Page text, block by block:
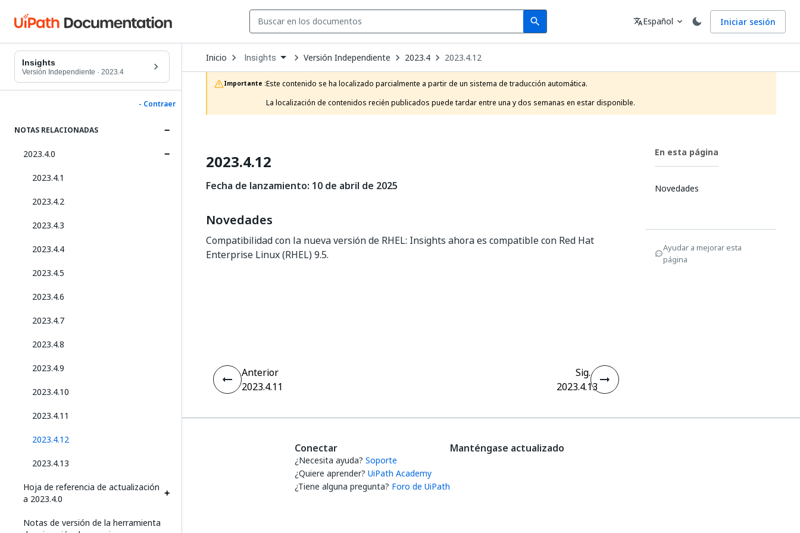
search
Search Idioma
translateEspañol expand_more Iniciar sesión
Insights
Versión Independiente · 2023.4
- Contraer
NOTAS RELACIONADAS
2023.4.0
2023.4.1
2023.4.2
2023.4.3
2023.4.4
2023.4.5
2023.4.6
2023.4.7
2023.4.8
2023.4.9
2023.4.10
2023.4.11
2023.4.12
2023.4.13
Hoja de referencia de actualización
a 2023.4.0
Notas de versión de la herramienta
Inicio Open
Dropdown
to
choose
product
Insights Versión Independiente 2023.4 2023.4.12
Importante :Este contenido se ha localizado parcialmente a partir de un sistema de traducción automática.
La localización de contenidos recién publicados puede tardar entre una y dos semanas en estar disponible.
2023.4.12
Fecha de lanzamiento: 10 de abril de 2025
Novedades
Compatibilidad con la nueva versión de RHEL: Insights ahora es compatible con Red Hat
Enterprise Linux (RHEL) 9.5.
En esta página
Novedades
Ayudar a mejorar esta
página
Anterior
2023.4.11
Sig.
2023.4.13
Conectar
¿Necesita ayuda? Soporte
¿Quiere aprender? UiPath Academy
¿Tiene alguna pregunta? Foro de UiPath
Manténgase actualizado